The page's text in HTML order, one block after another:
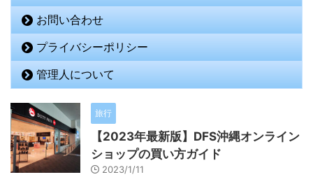
お問い合わせ
プライバシーポリシー
管理人について
旅行
【2023年最新版】DFS沖縄オンライン
ショップの買い方ガイド
2023/1/11